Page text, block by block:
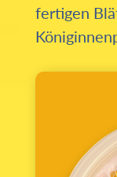
fertigen